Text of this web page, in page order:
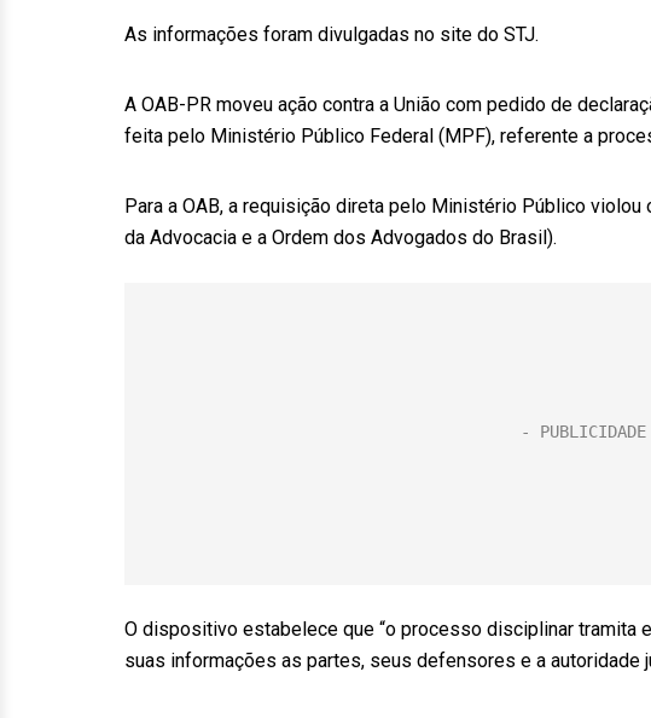
As informações foram divulgadas no site do STJ.
A OAB-PR moveu ação contra a União com pedido de
feita pelo Ministério Público Federal (MPF), referente a
Para a OAB, a requisição direta pelo Ministério Público
da Advocacia e a Ordem dos Advogados do Brasil).
O dispositivo estabelece que “o processo disciplinar tramita
suas informações as partes, seus defensores e a autoridade